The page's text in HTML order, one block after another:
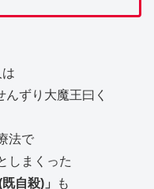
ずり大魔王曰く
法で
しまくった
自殺)」
も